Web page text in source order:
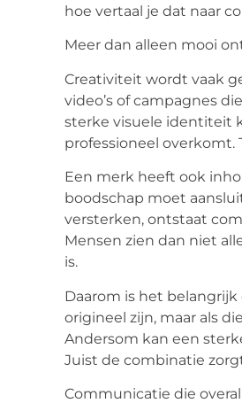
hoe vertaal je dat naar
Meer dan alleen mooi
Creativiteit wordt vaak
video’s of campagnes
sterke visuele identiteit
professioneel overkomt.
Een merk heeft ook
boodschap moet
versterken, ontstaat
Mensen zien dan niet
is.
Daarom is het
origineel zijn, maar als
Andersom kan een
Juist de combinatie
Communicatie die